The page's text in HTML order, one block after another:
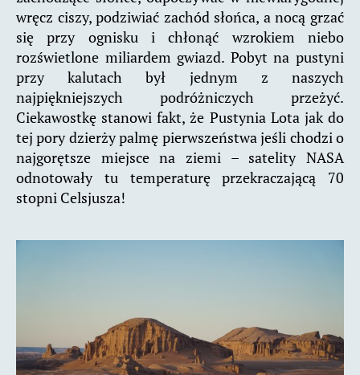
wręcz ciszy, podziwiać zachód słońca, a nocą grzać
się przy ognisku i chłonąć wzrokiem niebo
rozświetlone miliardem gwiazd. Pobyt na pustyni
przy kalutach był jednym z naszych
najpiękniejszych podróżniczych przeżyć.
Ciekawostkę stanowi fakt, że Pustynia Lota jak do
tej pory dzierży palmę pierwszeństwa jeśli chodzi o
najgorętsze miejsce na ziemi – satelity NASA
odnotowały tu temperaturę przekraczającą 70
stopni Celsjusza!